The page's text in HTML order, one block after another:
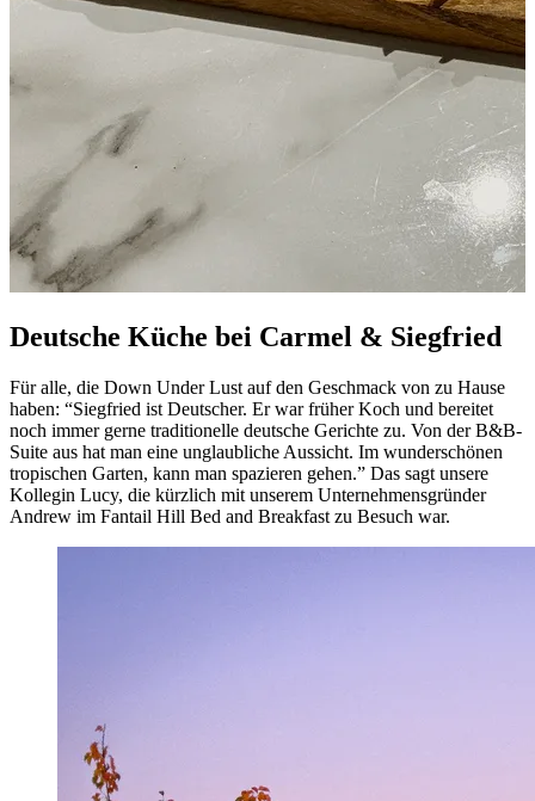
Deutsche Küche bei Carmel & Siegfried
Für alle, die Down Under Lust auf den Geschmack von zu Hause
haben: “Siegfried ist Deutscher. Er war früher Koch und bereitet
noch immer gerne traditionelle deutsche Gerichte zu. Von der B&B-
Suite aus hat man eine unglaubliche Aussicht. Im wunderschönen
tropischen Garten, kann man spazieren gehen.” Das sagt unsere
Kollegin Lucy, die kürzlich mit unserem Unternehmensgründer
Andrew im Fantail Hill Bed and Breakfast zu Besuch war.